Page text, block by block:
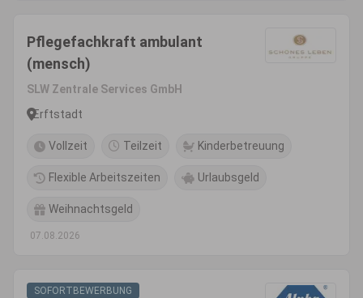
Pflegefachkraft ambulant
(mensch)
SLW Zentrale Services GmbH
Erftstadt
Vollzeit Teilzeit Kinderbetreuung
Flexible Arbeitszeiten Urlaubsgeld
Weihnachtsgeld
07.08.2026
SOFORTBEWERBUNG